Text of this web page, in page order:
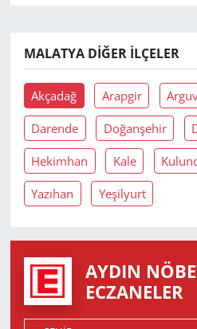
MALATYA DIĞER İLÇELER
Akçadağ Arapgir
Darende Doğanşehir
Hekimhan Kale
Yazıhan Yeşilyurt
AYDIN
ECZANELER